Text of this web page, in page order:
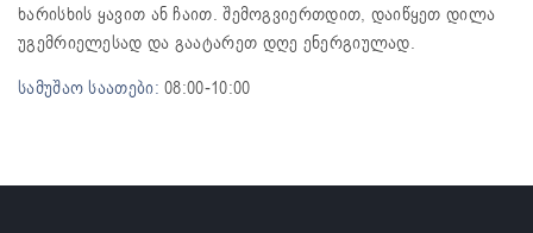
ხარისხის ყავით ან ჩაით. შემოგვიერთდით, დაიწყეთ დილა
უგემრიელესად და გაატარეთ დღე ენერგიულად.
სამუშაო საათები:08:00-10:00